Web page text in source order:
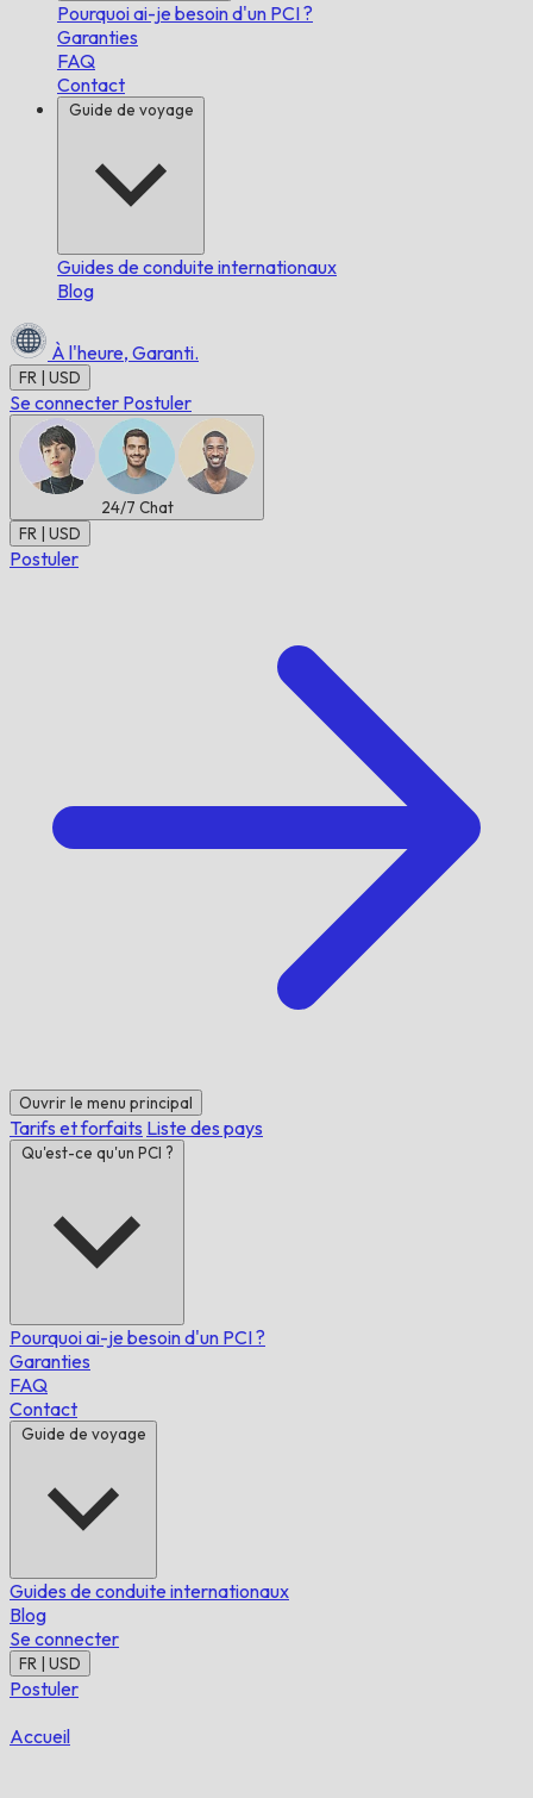
Pourquoi ai-je besoin d'un PCI ?
Garanties
FAQ
Contact
Guide de voyage
Guides de conduite internationaux
Blog
À l'heure, Garanti.
FR | USD
Se connecter Postuler
24/7 Chat
FR | USD
Postuler
Ouvrir le menu principal
Tarifs et forfaits Liste des pays
Qu'est-ce qu'un PCI ?
Pourquoi ai-je besoin d'un PCI ?
Garanties
FAQ
Contact
Guide de voyage
Guides de conduite internationaux
Blog
Se connecter
FR | USD
Postuler
Accueil